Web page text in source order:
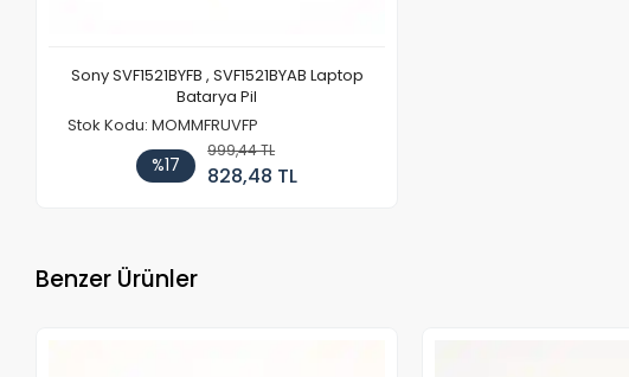
Sony SVF1521BYFB , SVF1521BYAB Laptop
Batarya Pil
Stok Kodu: MOMMFRUVFP
%17
999,44 TL
828,48 TL
Benzer Ürünler